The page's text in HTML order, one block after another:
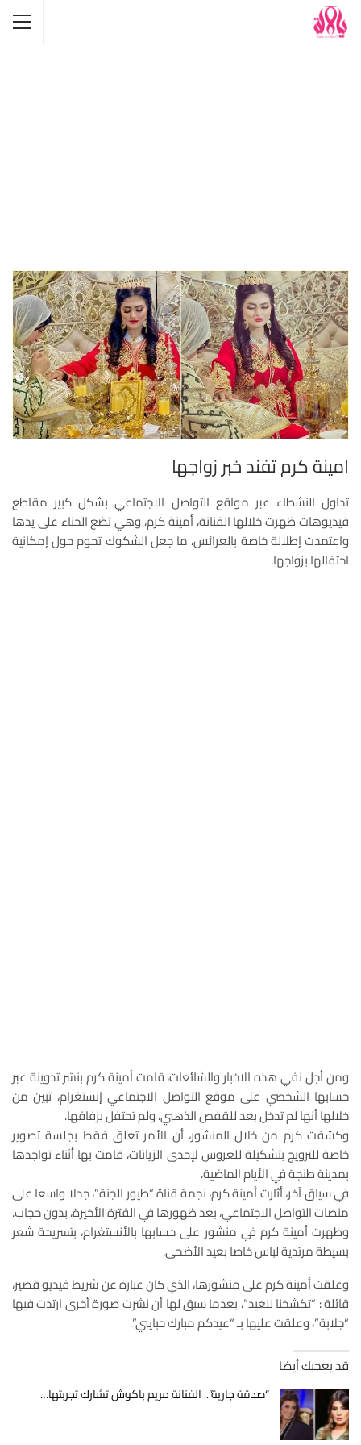
امينة كرم تفند خبر زواجها
تداول النشطاء عبر مواقع التواصل الاجتماعي بشكل كبير مقاطع
فيديوهات ظهرت خلالها الفنانة، أمينة كرم، وهي تضع الحناء على يدها
واعتمدت إطلالة خاصة بالعرائس، ما جعل الشكوك تحوم حول إمكانية
احتفالها بزواجها.
ومن أجل نفي هذه الاخبار والشائعات، قامت أمينة كرم بنشر تدوينة عبر
حسابها الشخصي على موقع التواصل الاجتماعي إنستغرام، تبين من
خلالها أنها لم تدخل بعد للقفص الذهبي، ولم تحتفل بزفافها.
وكشفت كرم من خلال المنشور، أن الأمر تعلق فقط بجلسة تصوير
خاصة للترويج بتشكيلة للعروس لإحدى الزيانات، قامت بها أثناء تواجدها
بمدينة طنجة في الأيام الماضية.
في سياق آخر، أثارت أمينة كرم، نجمة قناة “طيور الجنة”، جدلا واسعا على
منصات التواصل الاجتماعي، بعد ظهورها في الفترة الأخيرة، بدون حجاب.
وظهرت أمينة كرم في منشور على حسابها بالأنستغرام، بتسريحة شعر
بسيطة مرتدية لباس خاصا بعيد الأضحى.
وعلقت أمينة كرم على منشورها، الذي كان عبارة عن شريط فيديو قصير،
قائلة : “تكشخنا للعيد”، بعدما سبق لها أن نشرت صورة أخرى ارتدت فيها
“جلابة”، وعلقت عليها بـ “عيدكم مبارك حبايبي”.
قد يعجبك أيضا
“صدقة جارية”.. الفنانة مريم باكوش تشارك تجربتها…